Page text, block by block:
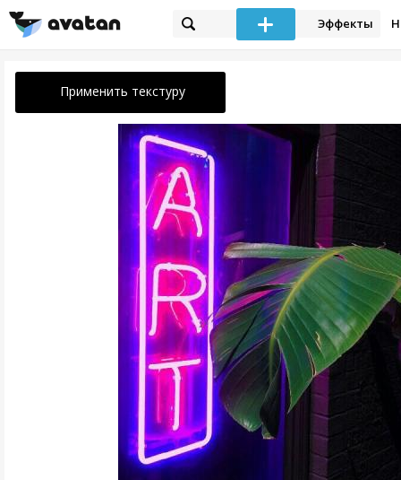
Эффекты
Применить текстуру